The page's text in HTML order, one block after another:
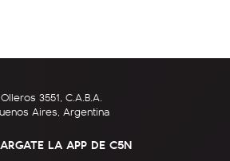
Olleros 3551, C.A.B.A.
Aires, Argentina
LA APP DE C5N